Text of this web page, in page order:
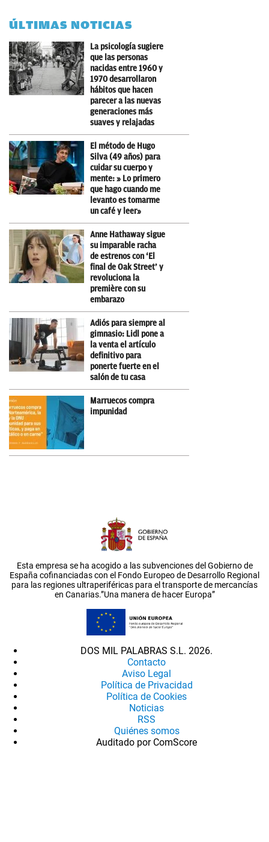
ÚLTIMAS NOTICIAS
La psicología sugiere
que las personas
nacidas entre 1960 y
1970 desarrollaron
hábitos que hacen
parecer a las nuevas
generaciones más
suaves y relajadas
El método de Hugo
Silva (49 años) para
cuidar su cuerpo y
mente: » Lo primero
que hago cuando me
levanto es tomarme
un café y leer»
Anne Hathaway sigue
su imparable racha
de estrenos con ‘El
final de Oak Street’ y
revoluciona la
première con su
embarazo
Adiós para siempre al
gimnasio: Lidl pone a
la venta el artículo
definitivo para
ponerte fuerte en el
salón de tu casa
Marruecos compra
impunidad
Esta empresa se ha acogido a las subvenciones del Gobierno de
España cofinanciadas con el Fondo Europeo de Desarrollo Regional
para las regiones ultraperiféricas para el transporte de mercancías
en Canarias.”Una manera de hacer Europa”
DOS MIL PALABRAS S.L. 2026.
Contacto
Aviso Legal
Política de Privacidad
Política de Cookies
Noticias
RSS
Quiénes somos
Auditado por ComScore